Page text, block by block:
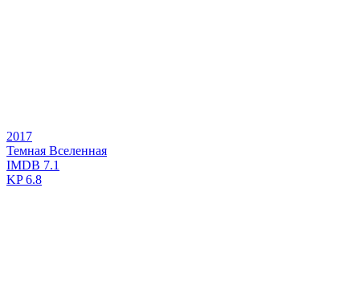
2017
Темная Вселенная
IMDB 7.1
KP6.8